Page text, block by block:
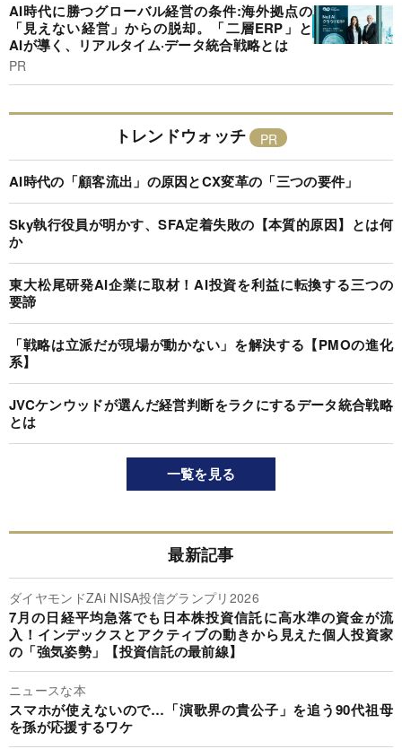
AI時代に勝つグローバル経営の条件:海外拠点の
「見えない経営」からの脱却。「二層ERP」と
AIが導く、リアルタイム·データ統合戦略とは
PR
トレンドウォッチ
AI時代の「顧客流出」の原因とCX変革の「三つの要件」
Sky執行役員が明かす、SFA定着失敗の【本質的原因】とは何
か
東大松尾研発AI企業に取材！AI投資を利益に転換する三つの
要諦
「戦略は立派だが現場が動かない」を解決する【PMOの進化
系】
JVCケンウッドが選んだ経営判断をラクにするデータ統合戦略
とは
一覧を見る
最新記事
ダイヤモンドZAi NISA投信グランプリ2026
7月の日経平均急落でも日本株投資信託に高水準の資金が流
入！インデックスとアクティブの動きから見えた個人投資家
の「強気姿勢」【投資信託の最前線】
ニュースな本
スマホが使えないので…「演歌界の貴公子」を追う90代祖母
を孫が応援するワケ